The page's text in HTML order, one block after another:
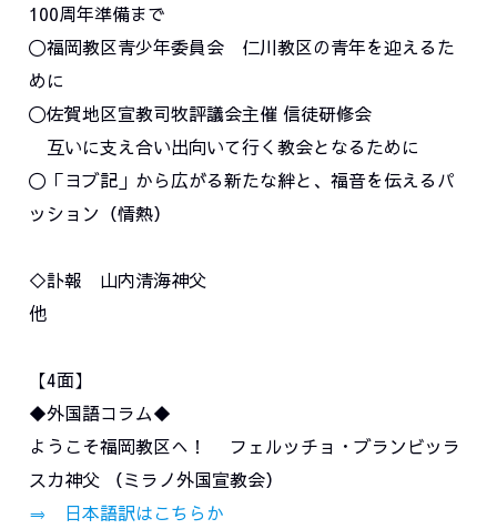
100周年準備まで
〇福岡教区青少年委員会 仁川教区の青年を迎えるた
めに
〇佐賀地区宣教司牧評議会主催 信徒研修会
互いに支え合い出向いて行く教会となるために
〇「ヨブ記」から広がる新たな絆と、福音を伝えるパ
ッション（情熱）
◇訃報 山内清海神父
【4面】
◆外国語コラム◆
ようこそ福岡教区へ！ フェルッチョ・ブランビッラ
スカ神父 （ミラノ外国宣教会）
⇒ 日本語訳はこちらか